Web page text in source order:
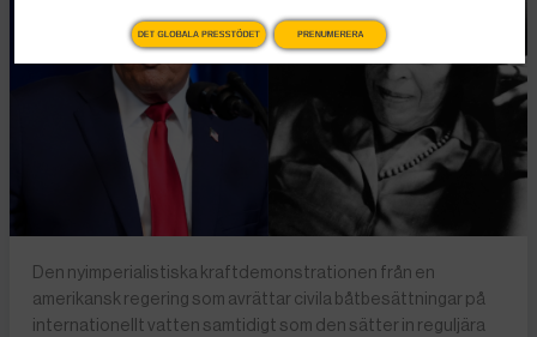
Den nyimperialistiska kraftdemonstrationen från en
amerikansk regering som avrättar civila båtbesättningar på
internationellt vatten samtidigt som den sätter in reguljära
DET GLOBALA PRESSTÖDET PRENUMERERA